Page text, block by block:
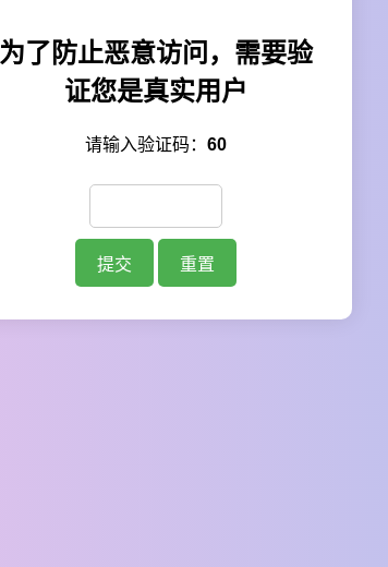
为了防止恶意访问，需要验
证您是真实用户
请输入验证码： 60
提交 重置